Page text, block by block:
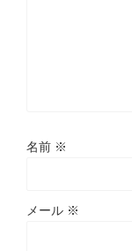
名前 ※
メール ※